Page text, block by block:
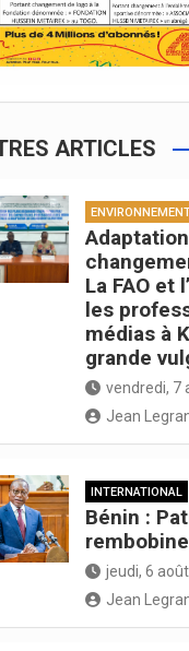
ARTICLES
La FAO et
les
médias à
grande
vendredi, 7
Jean
INTERNATIONAL
Bénin :
jeudi, 6
Jean